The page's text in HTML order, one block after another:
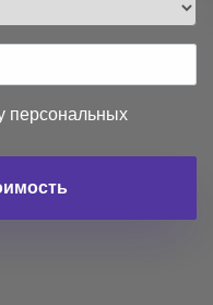
персональных